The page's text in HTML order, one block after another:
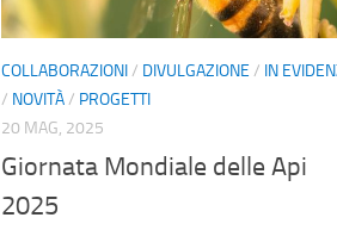
COLLABORAZIONI/ DIVULGAZIONE / IN
/ NOVITÀ/ PROGETTI
20 MAG, 2025
Giornata Mondiale delle Api
2025